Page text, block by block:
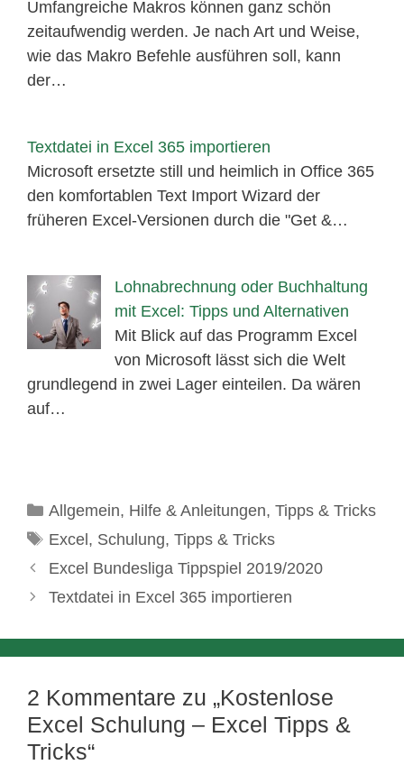
Umfangreiche Makros können ganz schön
zeitaufwendig werden. Je nach Art und Weise,
wie das Makro Befehle ausführen soll, kann
der…
Textdatei in Excel 365 importieren
Microsoft ersetzte still und heimlich in Office 365
den komfortablen Text Import Wizard der
früheren Excel-Versionen durch die "Get &…
Lohnabrechnung oder Buchhaltung
mit Excel: Tipps und Alternativen
Mit Blick auf das Programm Excel
von Microsoft lässt sich die Welt
grundlegend in zwei Lager einteilen. Da wären
auf…
Kategorien
Allgemein, Hilfe & Anleitungen, Tipps & Tricks
Schlagwörter
Excel, Schulung, Tipps & Tricks
Excel Bundesliga Tippspiel 2019/2020
Textdatei in Excel 365 importieren
2 Kommentare zu „Kostenlose
Excel Schulung – Excel Tipps &
Tricks“